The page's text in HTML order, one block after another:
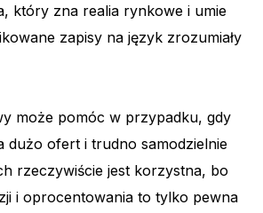
który zna realia rynkowe i umie
zapisy na język zrozumiały
może pomóc w przypadku, gdy
dużo ofert i trudno samodzielnie
rzeczywiście jest korzystna, bo
i oprocentowania to tylko pewna